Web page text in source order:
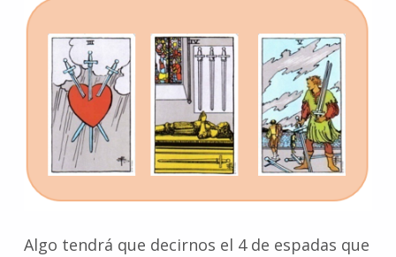
Algo tendrá que decirnos el 4 de espadas que